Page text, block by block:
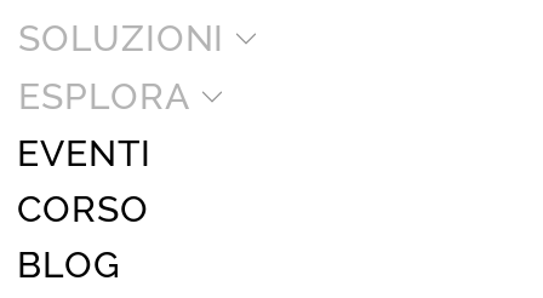
SOLUZIONI
ESPLORA
EVENTI
CORSO
BLOG